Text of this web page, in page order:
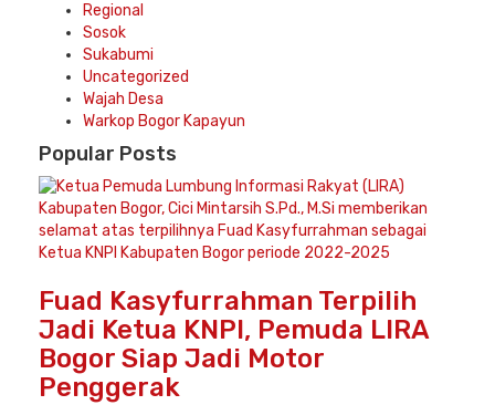
Regional
Sosok
Sukabumi
Uncategorized
Wajah Desa
Warkop Bogor Kapayun
Popular Posts
Fuad Kasyfurrahman Terpilih
Jadi Ketua KNPI, Pemuda LIRA
Bogor Siap Jadi Motor
Penggerak